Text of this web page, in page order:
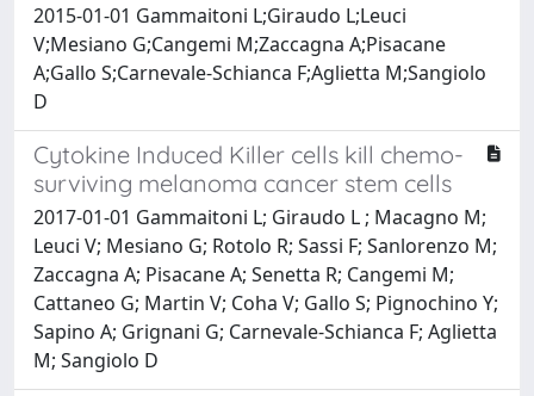
2015-01-01 Gammaitoni L;Giraudo L;Leuci
V;Mesiano G;Cangemi M;Zaccagna A;Pisacane
A;Gallo S;Carnevale-Schianca F;Aglietta M;Sangiolo
D
Cytokine Induced Killer cells kill chemo-
surviving melanoma cancer stem cells
2017-01-01 Gammaitoni L; Giraudo L ; Macagno M;
Leuci V; Mesiano G; Rotolo R; Sassi F; Sanlorenzo M;
Zaccagna A; Pisacane A; Senetta R; Cangemi M;
Cattaneo G; Martin V; Coha V; Gallo S; Pignochino Y;
Sapino A; Grignani G; Carnevale-Schianca F; Aglietta
M; Sangiolo D